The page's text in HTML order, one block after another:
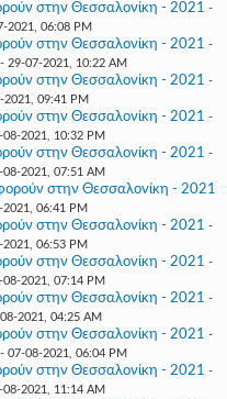
στην Θεσσαλονίκη - 2021 -
2021, 06:08 PM
στην Θεσσαλονίκη - 2021 -
29-07-2021, 10:22 AM
στην Θεσσαλονίκη - 2021 -
2021, 09:41 PM
στην Θεσσαλονίκη - 2021 -
08-2021, 10:32 PM
στην Θεσσαλονίκη - 2021 -
08-2021, 07:51 AM
στην Θεσσαλονίκη - 2021
06:41 PM
στην Θεσσαλονίκη - 2021 -
06:53 PM
στην Θεσσαλονίκη - 2021 -
08-2021, 07:14 PM
στην Θεσσαλονίκη - 2021 -
2021, 04:25 AM
στην Θεσσαλονίκη - 2021 -
07-08-2021, 06:04 PM
στην Θεσσαλονίκη - 2021 -
08-2021, 11:14 AM